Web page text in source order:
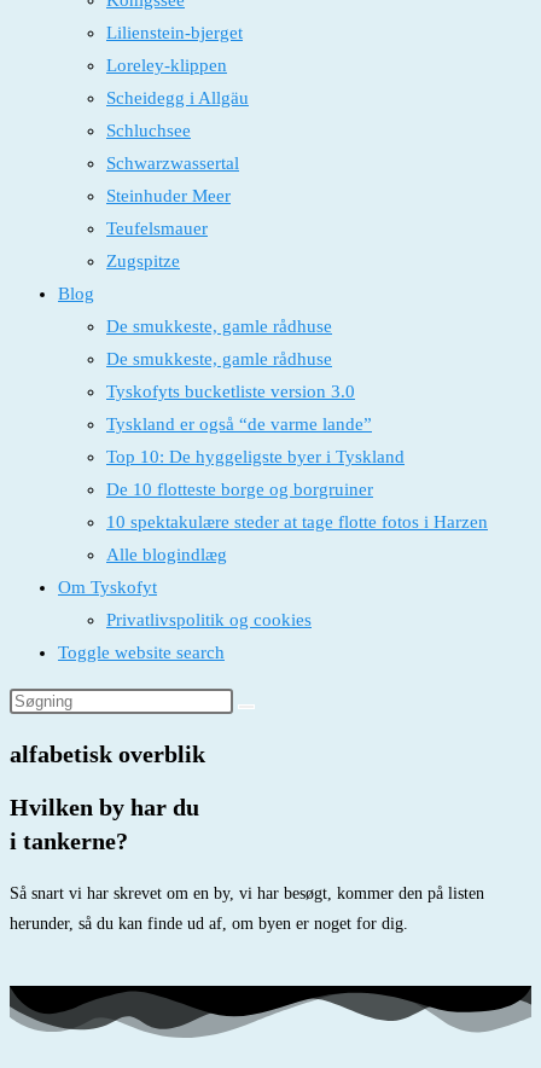
Lilienstein-bjerget
Loreley-klippen
Scheidegg i Allgäu
Schluchsee
Schwarzwassertal
Steinhuder Meer
Teufelsmauer
Zugspitze
Blog
De smukkeste, gamle rådhuse
De smukkeste, gamle rådhuse
Tyskofyts bucketliste version 3.0
Tyskland er også “de varme lande”
Top 10: De hyggeligste byer i Tyskland
De 10 flotteste borge og borgruiner
10 spektakulære steder at tage flotte fotos i Harzen
Alle blogindlæg
Om Tyskofyt
Privatlivspolitik og cookies
Toggle website search
alfabetisk overblik
Hvilken by har du
i tankerne?
Så snart vi har skrevet om en by, vi har besøgt, kommer den på listen
herunder, så du kan finde ud af, om byen er noget for dig.